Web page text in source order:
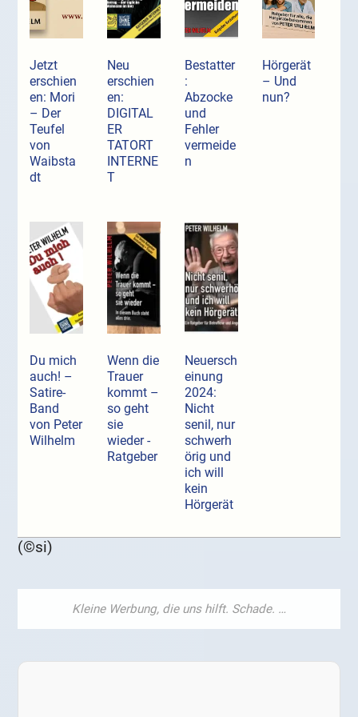
Jetzt
erschien
en: Mori
– Der
Teufel
von
Waibsta
dt
Neu
erschien
en:
DIGITAL
ER
TATORT
INTERNE
T
Bestatter
:
Abzocke
und
Fehler
vermeide
n
Hörgerät
– Und
nun?
Du mich
auch! –
Satire-
Band
von Peter
Wilhelm
Wenn die
Trauer
kommt –
so geht
sie
wieder -
Ratgeber
Neuersch
einung
2024:
Nicht
senil, nur
schwerh
örig und
ich will
kein
Hörgerät
(©si)